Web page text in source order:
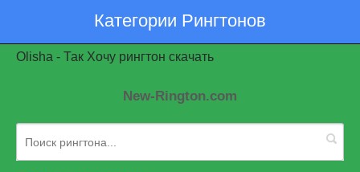
Категории Рингтонов
Olisha - Так Хочу рингтон скачать
New-Rington.com